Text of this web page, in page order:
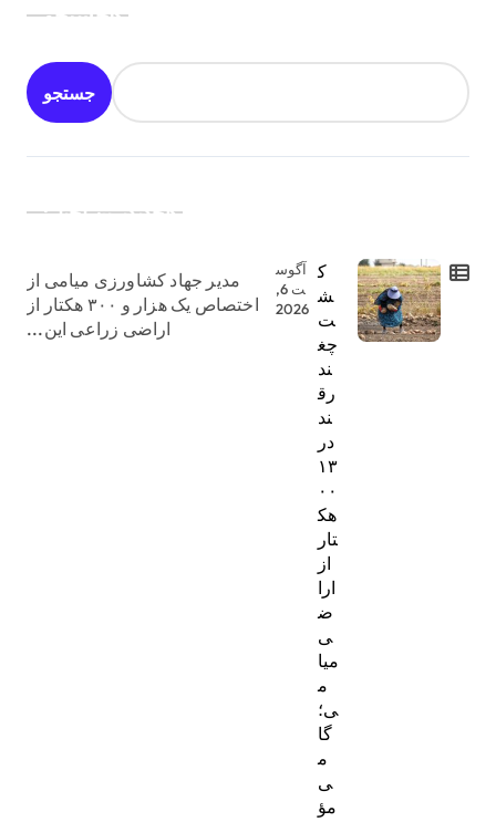
جستجو
جستجو
جدیدترین اخبار:
ک
ش
ت
چغ
ند
رق
ند
در
۱۳
۰۰
هک
تار
از
ارا
ض
ی
میا
م
ی؛
گا
م
ی
مؤ
آگوس
ت 6,
2026
مدیر جهاد کشاورزی میامی از
اختصاص یک هزار و ۳۰۰ هکتار از
اراضی زراعی این...